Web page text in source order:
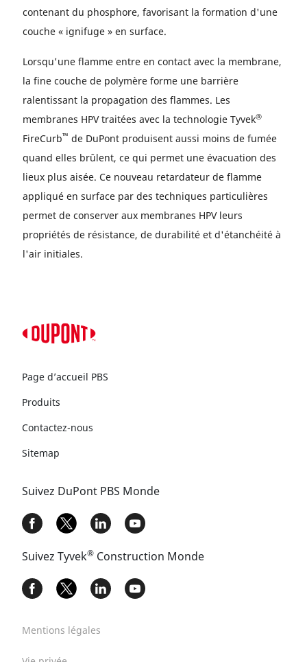
contenant du phosphore, favorisant la formation d'une
couche « ignifuge » en surface.
Lorsqu'une flamme entre en contact avec la membrane,
la fine couche de polymère forme une barrière
ralentissant la propagation des flammes. Les
membranes HPV traitées avec la technologie Tyvek®
FireCurb™ de DuPont produisent aussi moins de fumée
quand elles brûlent, ce qui permet une évacuation des
lieux plus aisée. Ce nouveau retardateur de flamme
appliqué en surface par des techniques particulières
permet de conserver aux membranes HPV leurs
propriétés de résistance, de durabilité et d'étanchéité à
l'air initiales.
Page d’accueil PBS
Produits
Contactez-nous
Sitemap
Suivez DuPont PBS Monde
Suivez Tyvek®Construction Monde​
Mentions légales